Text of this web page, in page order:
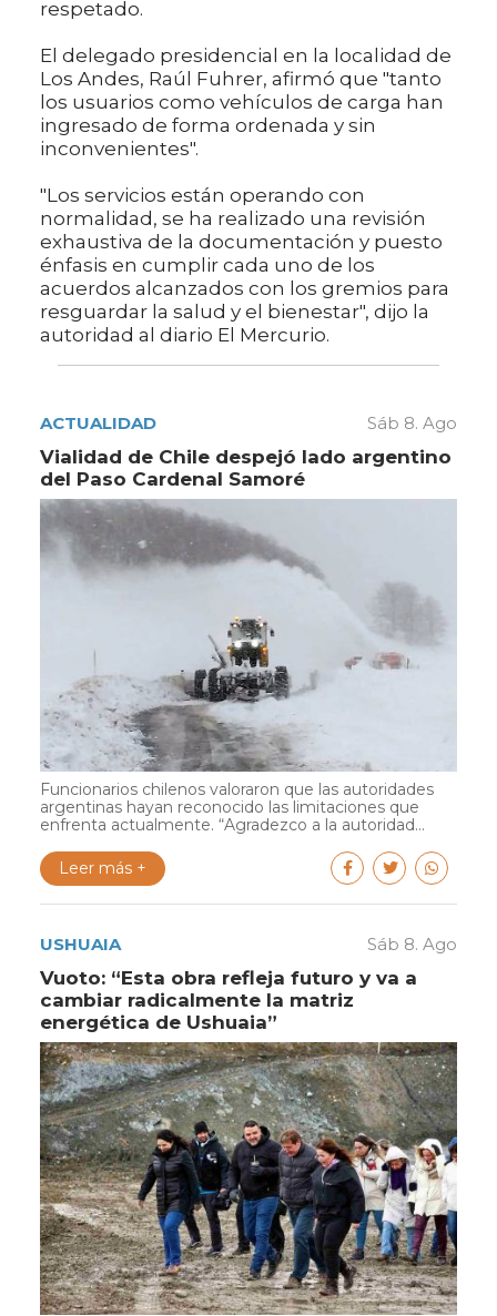
respetado.
El delegado presidencial en la localidad de
Los Andes, Raúl Fuhrer, afirmó que "tanto
los usuarios como vehículos de carga han
ingresado de forma ordenada y sin
inconvenientes".
"Los servicios están operando con
normalidad, se ha realizado una revisión
exhaustiva de la documentación y puesto
énfasis en cumplir cada uno de los
acuerdos alcanzados con los gremios para
resguardar la salud y el bienestar", dijo la
autoridad al diario El Mercurio.
ACTUALIDAD Sáb 8. Ago
Vialidad de Chile despejó lado argentino
del Paso Cardenal Samoré
Funcionarios chilenos valoraron que las autoridades
argentinas hayan reconocido las limitaciones que
enfrenta actualmente. “Agradezco a la autoridad...
Leer más +
USHUAIA Sáb 8. Ago
Vuoto: “Esta obra refleja futuro y va a
cambiar radicalmente la matriz
energética de Ushuaia”